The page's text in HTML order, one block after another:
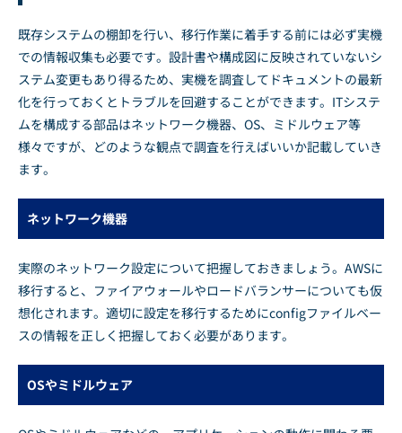
既存システムの棚卸を行い、移行作業に着手する前には必ず実機
での情報収集も必要です。設計書や構成図に反映されていないシ
ステム変更もあり得るため、実機を調査してドキュメントの最新
化を行っておくとトラブルを回避することができます。ITシステ
ムを構成する部品はネットワーク機器、OS、ミドルウェア等
様々ですが、どのような観点で調査を行えばいいか記載していき
ます。
ネットワーク機器
実際のネットワーク設定について把握しておきましょう。AWSに
移行すると、ファイアウォールやロードバランサーについても仮
想化されます。適切に設定を移行するためにconfigファイルベー
スの情報を正しく把握しておく必要があります。
OSやミドルウェア